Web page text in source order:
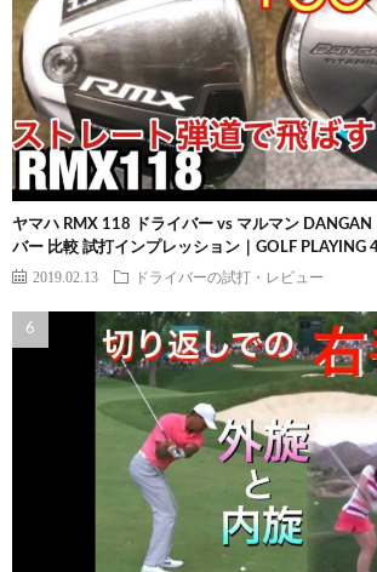
ヤマハ RMX 118 ドライバー vs マルマン DANGAN
バー 比較 試打インプレッション｜GOLF PLAYING
2019.02.13 ドライバーの試打・レビュー